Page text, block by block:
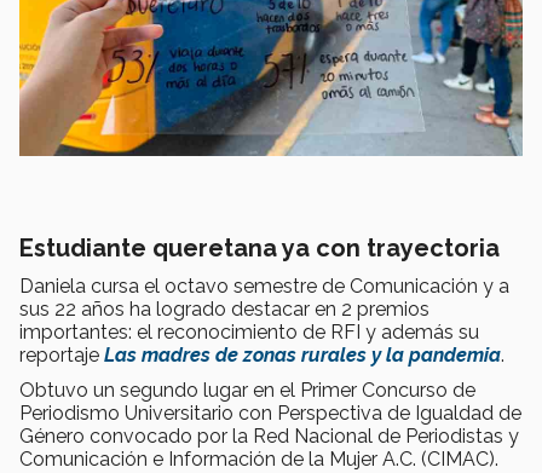
Estudiante queretana ya con trayectoria
Daniela cursa el octavo semestre de Comunicación y a
sus 22 años ha logrado destacar en 2 premios
importantes: el reconocimiento de RFI y además su
reportaje Las madres de zonas rurales y la pandemia.
Obtuvo un segundo lugar en el Primer Concurso de
Periodismo Universitario con Perspectiva de Igualdad de
Género convocado por la Red Nacional de Periodistas y
Comunicación e Información de la Mujer A.C. (CIMAC).